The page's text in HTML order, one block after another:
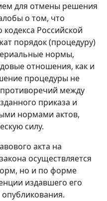
для отмены решения
о том, что
Российской
порядок (процедуру)
нормы,
отношения, как и
процедуры не
противоречий между
приказа и
нормами актов,
силу.
акта на
осуществляется
но и по форме
издавшего его